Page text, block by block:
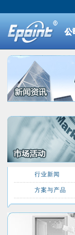
公
行业新闻
方案与产品